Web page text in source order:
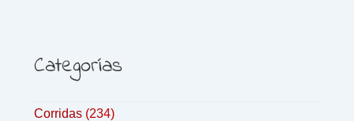
Categorías
Corridas (234)